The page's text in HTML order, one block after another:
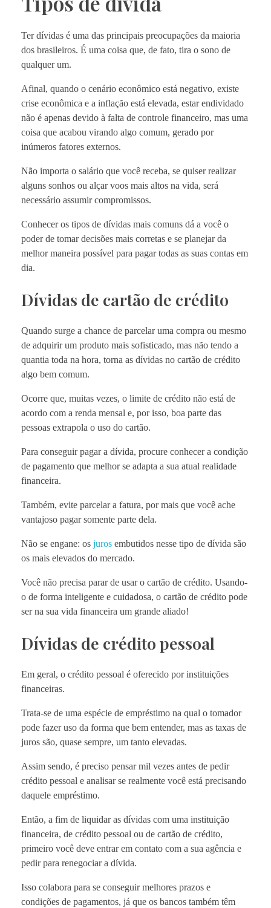
Ter dívidas é uma das principais preocupações da maioria
dos brasileiros. É uma coisa que, de fato, tira o sono de
qualquer um.
Afinal, quando o cenário econômico está negativo, existe
crise econômica e a inflação está elevada, estar endividado
não é apenas devido à falta de controle financeiro, mas uma
coisa que acabou virando algo comum, gerado por
inúmeros fatores externos.
Não importa o salário que você receba, se quiser realizar
alguns sonhos ou alçar voos mais altos na vida, será
necessário assumir compromissos.
Conhecer os tipos de dívidas mais comuns dá a você o
poder de tomar decisões mais corretas e se planejar da
melhor maneira possível para pagar todas as suas contas em
dia.
Dívidas de cartão de crédito
Quando surge a chance de parcelar uma compra ou mesmo
de adquirir um produto mais sofisticado, mas não tendo a
quantia toda na hora, torna as dívidas no cartão de crédito
algo bem comum.
Ocorre que, muitas vezes, o limite de crédito não está de
acordo com a renda mensal e, por isso, boa parte das
pessoas extrapola o uso do cartão.
Para conseguir pagar a dívida, procure conhecer a condição
de pagamento que melhor se adapta a sua atual realidade
financeira.
Também, evite parcelar a fatura, por mais que você ache
vantajoso pagar somente parte dela.
Não se engane: os juros embutidos nesse tipo de dívida são
os mais elevados do mercado.
Você não precisa parar de usar o cartão de crédito. Usando-
o de forma inteligente e cuidadosa, o cartão de crédito pode
ser na sua vida financeira um grande aliado!
Dívidas de crédito pessoal
Em geral, o crédito pessoal é oferecido por instituições
financeiras.
Trata-se de uma espécie de empréstimo na qual o tomador
pode fazer uso da forma que bem entender, mas as taxas de
juros são, quase sempre, um tanto elevadas.
Assim sendo, é preciso pensar mil vezes antes de pedir
crédito pessoal e analisar se realmente você está precisando
daquele empréstimo.
Então, a fim de liquidar as dívidas com uma instituição
financeira, de crédito pessoal ou de cartão de crédito,
primeiro você deve entrar em contato com a sua agência e
pedir para renegociar a dívida.
Isso colabora para se conseguir melhores prazos e
condições de pagamentos, já que os bancos também têm